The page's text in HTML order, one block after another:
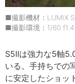
■撮影機材：LUMIX
■撮影環境：1/60
S5IIは強力な5軸
いる。手持ちでの
に安定したショッ